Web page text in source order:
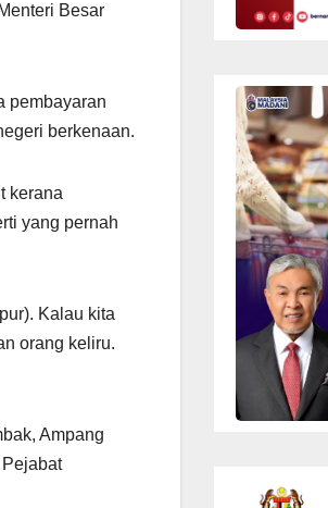
Besar
pembayaran
berkenaan.
kerana
yang pernah
Kalau kita
orang keliru.
Ampang